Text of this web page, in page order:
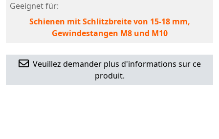
Geeignet für:
Schienen mit Schlitzbreite von 15-18 mm,
Gewindestangen M8 und M10
Veuillez demander plus d'informations sur ce
produit.